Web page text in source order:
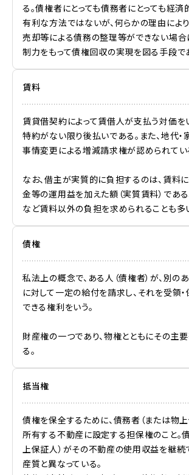
る。債権者にとっても債務者にとっても経済
有利な方法ではないが、何らかの理由によ
売却等による債務の整理等ができない場合
制力をもって債権回収の実現を図る手段で
賃料
賃貸借契約によって賃借人が支払う対価を
特約がない限り後払いである。また、地代・
事情変更による増減請求権が認められてい
なお、借主が実質的に負担するのは、賃料
金等の運用益を加えた額（実質賃料）である
など賃料以外の負担を求められることも多
債権
私法上の概念で、ある人（債権者）が、別のあ
に対して一定の給付を請求し、それを受領
できる権利をいう。
財産権の一つであり、物権とともにその主
る。
抵当権
債権を保全するために、債務者（または物上
所有する不動産に設定する担保権のこと。
上保証人）がその不動産の使用収益を継続
産質と異なっている。